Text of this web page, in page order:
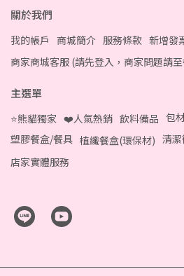
關於我們
我的帳戶 商城簡介 服務條款 新增發
商家商城客服 (請先登入，商家問題請
主選單
⭐熊貓獨家 ❤️人氣熱銷 飲料備品 包
塑膠餐盒/餐具 植纖餐盒(環保材) 清
店家實體服務